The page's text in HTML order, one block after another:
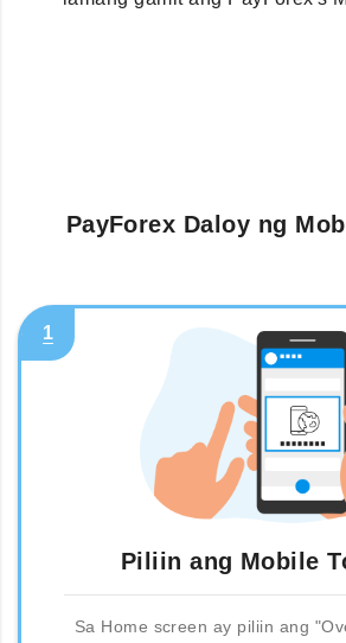
PayForex Daloy ng
1
Piliin ang Mobile
Sa Home screen ay piliin ang